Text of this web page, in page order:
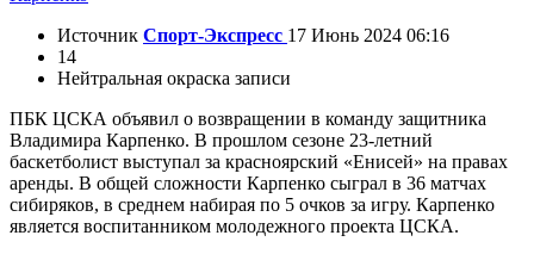
Источник Спорт-Экспресс 17 Июнь 2024 06:16
14
Нейтральная окраска записи
ПБК ЦСКА объявил о возвращении в команду защитника
Владимира Карпенко. В прошлом сезоне 23-летний
баскетболист выступал за красноярский «Енисей» на правах
аренды. В общей сложности Карпенко сыграл в 36 матчах
сибиряков, в среднем набирая по 5 очков за игру. Карпенко
является воспитанником молодежного проекта ЦСКА.